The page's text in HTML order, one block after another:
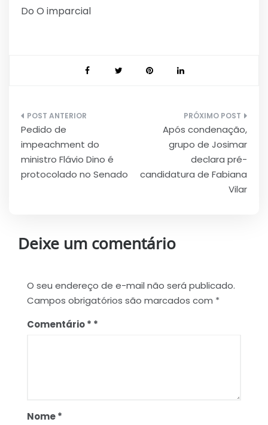
Do O imparcial
Navegação
de
Post
Pedido de
impeachment do
ministro Flávio Dino é
protocolado no Senado
Após condenação,
grupo de Josimar
declara pré-
candidatura de Fabiana
Vilar
Deixe um comentário
O seu endereço de e-mail não será publicado.
Campos obrigatórios são marcados com *
Comentário*
Nome*